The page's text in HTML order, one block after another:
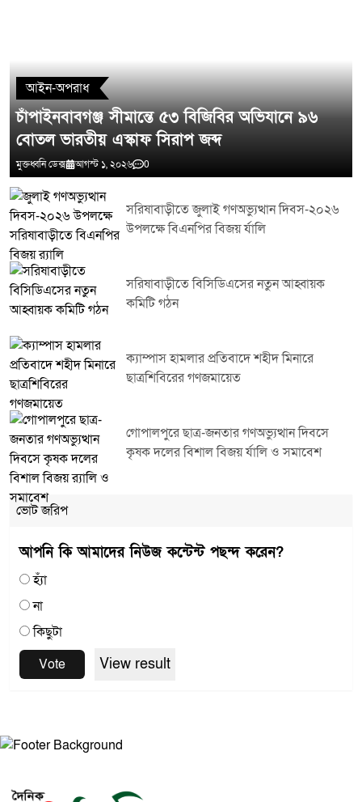
আইন-অপরাধ
চাঁপাইনবাবগঞ্জ সীমান্তে ৫৩ বিজিবির অভিযানে ৯৬
বোতল ভারতীয় এস্কাফ সিরাপ জব্দ
মুক্তধ্বনি ডেক্স আগস্ট ১, ২০২৬ 0
সরিষাবাড়ীতে জুলাই গণঅভ্যুত্থান দিবস-২০২৬
উপলক্ষে বিএনপির বিজয় র্যালি
সরিষাবাড়ীতে বিসিডিএসের নতুন আহ্বায়ক
কমিটি গঠন
ক্যাম্পাস হামলার প্রতিবাদে শহীদ মিনারে
ছাত্রশিবিরের গণজমায়েত
গোপালপুরে ছাত্র-জনতার গণঅভ্যুত্থান দিবসে
কৃষক দলের বিশাল বিজয় র্যালি ও সমাবেশ
ভোট জরিপ
আপনি কি আমাদের নিউজ কন্টেন্ট পছন্দ করেন?
হ্যাঁ
না
কিছুটা
Vote
View result